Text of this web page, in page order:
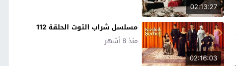
02:13:27
02:16:03
مسلسل شراب التوت الحلقة 112
منذ 8 أشهر